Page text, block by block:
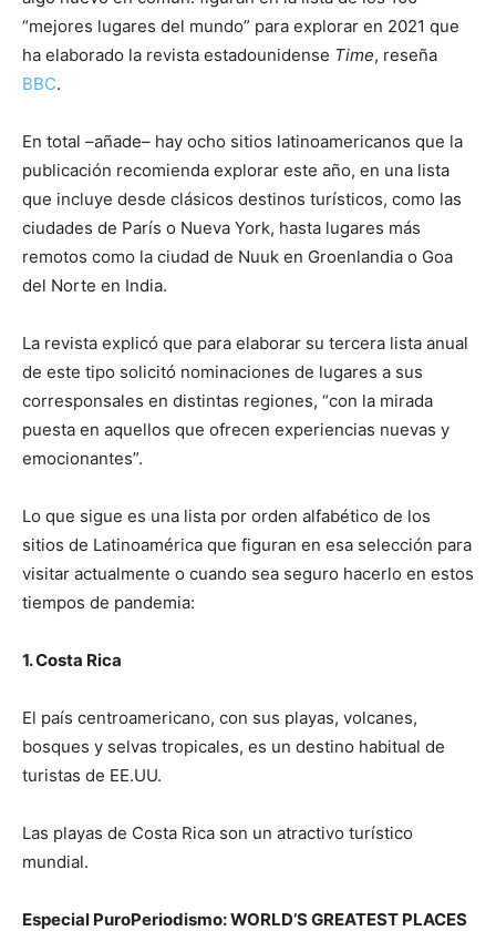
“mejores lugares del mundo” para explorar en 2021 que
ha elaborado la revista estadounidense Time, reseña
BBC.
En total –añade– hay ocho sitios latinoamericanos que la
publicación recomienda explorar este año, en una lista
que incluye desde clásicos destinos turísticos, como las
ciudades de París o Nueva York, hasta lugares más
remotos como la ciudad de Nuuk en Groenlandia o Goa
del Norte en India.
La revista explicó que para elaborar su tercera lista anual
de este tipo solicitó nominaciones de lugares a sus
corresponsales en distintas regiones, “con la mirada
puesta en aquellos que ofrecen experiencias nuevas y
emocionantes”.
Lo que sigue es una lista por orden alfabético de los
sitios de Latinoamérica que figuran en esa selección para
visitar actualmente o cuando sea seguro hacerlo en estos
tiempos de pandemia:
1. Costa Rica
El país centroamericano, con sus playas, volcanes,
bosques y selvas tropicales, es un destino habitual de
turistas de EE.UU.
Las playas de Costa Rica son un atractivo turístico
mundial.
Especial PuroPeriodismo: WORLD’S GREATEST PLACES